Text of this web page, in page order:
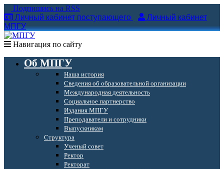
Подпишись на RSS
Личный кабинет поступающего
Личный кабинет
МПГУ
Навигация по сайту
Об МПГУ
Наша история
Сведения об образовательной организации
Международная деятельность
Социальное партнерство
Издания МПГУ
Преподаватели и сотрудники
Выпускникам
Структура
Ученый совет
Ректор
Ректорат